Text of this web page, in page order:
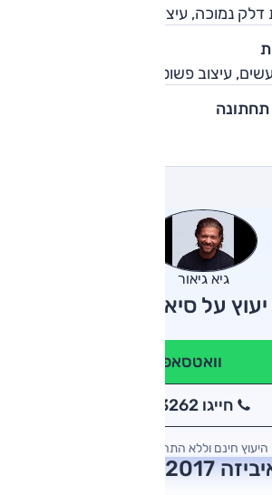
דלק נמוכה, עיצוב, תמורה למחיר
עיצוב פשוט לסביבת הנהג
תחתונה
גיא גיאור
על סיאט איביזה?
וואטסאפ
חייגו 3262
היעוץ חינם וללא התחייבות
חוות דעת